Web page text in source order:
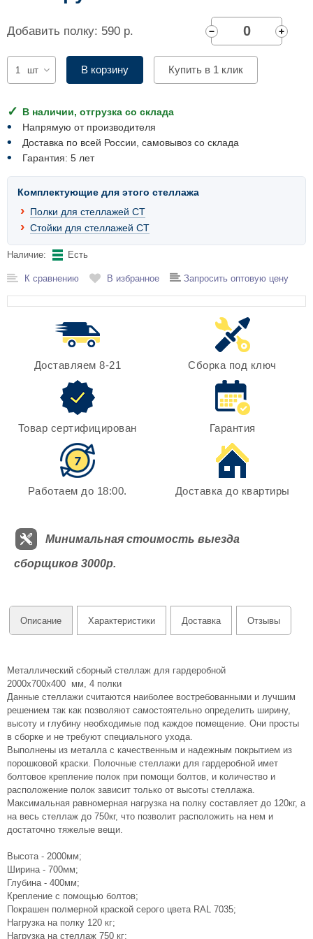
Добавить полку: 590 р.
шт В корзину Купить в 1 клик
В наличии, отгрузка со склада
Напрямую от производителя
Доставка по всей России, самовывоз со склада
Гарантия: 5 лет
Комплектующие для этого стеллажа
Полки для стеллажей СТ
Стойки для стеллажей СТ
Наличие: Есть
К сравнению В избранное Запросить оптовую цену
Доставляем 8-21 Сборка под ключ
Товар сертифицирован Гарантия
Работаем до 18:00. Доставка до квартиры
Минимальная стоимость выезда
сборщиков 3000р.
Описание Характеристики Доставка Отзывы
Металлический сборный стеллаж для гардеробной
2000х700х400 мм, 4 полки
Данные стеллажи считаются наиболее востребованными и лучшим
решением так как позволяют самостоятельно определить ширину,
высоту и глубину необходимые под каждое помещение. Они просты
в сборке и не требуют специального ухода.
Выполнены из металла с качественным и надежным покрытием из
порошковой краски. Полочные стеллажи для гардеробной имет
болтовое крепление полок при помощи болтов, и количество и
расположение полок зависит только от высоты стеллажа.
Максимальная равномерная нагрузка на полку составляет до 120кг, а
на весь стеллаж до 750кг, что позволит расположить на нем и
достаточно тяжелые вещи.
Высота - 2000мм;
Ширина - 700мм;
Глубина - 400мм;
Крепление с помощью болтов;
Покрашен полмерной краской серого цвета RAL 7035;
Нагрузка на полку 120 кг;
Нагрузка на стеллаж 750 кг;